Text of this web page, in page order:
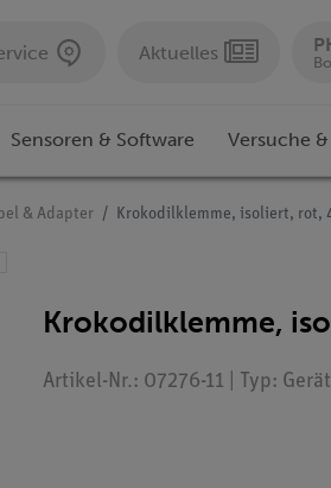
Aktuelles
Sensoren & Software Versuche &
& Adapter Krokodilklemme, isoliert, rot,
Krokodilklemme,
Artikel-Nr.: 07276-11 | Typ: